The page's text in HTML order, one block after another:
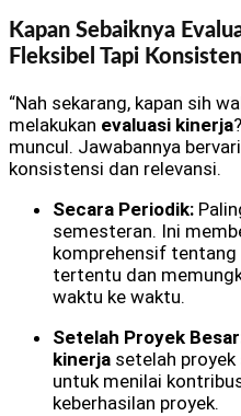
Kapan Sebaiknya
Fleksibel Tapi
“Nah sekarang, kapan sih
melakukan evaluasi kinerja
muncul. Jawabannya
konsistensi dan relevansi.
Secara Periodik:
semesteran. Ini
komprehensif tentang
tertentu dan
waktu ke waktu.
Setelah Proyek
kinerja setelah
untuk menilai
keberhasilan proyek.